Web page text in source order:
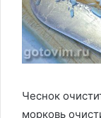
Чеснок
морковь